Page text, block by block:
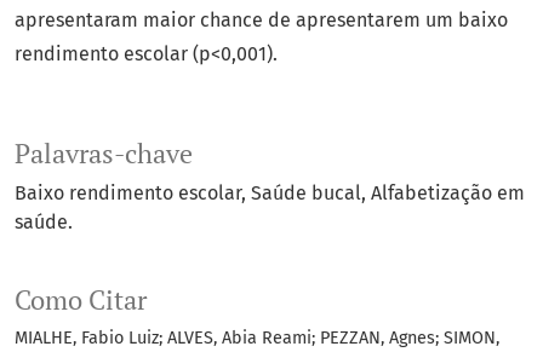
Palavras-chave
Baixo rendimento escolar Saúde bucal Alfabetização em
saúde.
Como Citar
MIALHE, Fabio Luiz; ALVES, Abia Reami; PEZZAN, Agnes; SIMON,
apresentaram maior chance de apresentarem um baixo
rendimento escolar (p<0,001).